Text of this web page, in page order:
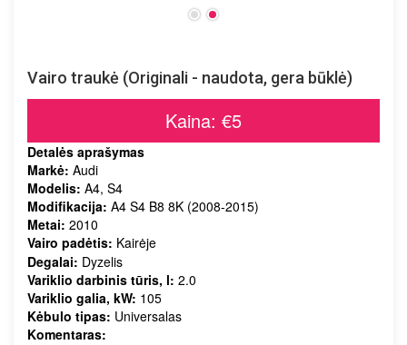
Vairo traukė (Originali - naudota, gera būklė)
Kaina: €5
Detalės aprašymas
Markė: Audi
Modelis: A4, S4
Modifikacija: A4 S4 B8 8K (2008-2015)
Metai: 2010
Vairo padėtis: Kairėje
Degalai: Dyzelis
Variklio darbinis tūris, l: 2.0
Variklio galia, kW: 105
Kėbulo tipas: Universalas
Komentaras: